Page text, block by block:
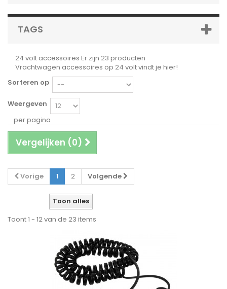
TAGS
24 volt accessoires Er zijn 23 producten
Vrachtwagen accessoires op 24 volt vindt je hier!
Sorteren op
Weergeven
per pagina
Vergelijken (0)
Vorige 1 2 Volgende
Toon alles
Toont 1 - 12 van de 23 items